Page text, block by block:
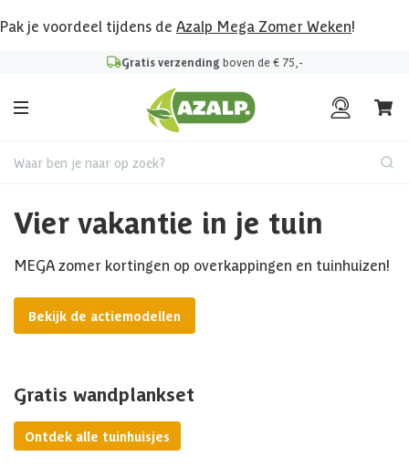
Pak je voordeel tijdens de Azalp Mega Zomer Weken!
Gratis verzending boven de € 75,-
Waar ben je naar op zoek?
Vier vakantie in je tuin
MEGA zomer kortingen op overkappingen en tuinhuizen!
Bekijk de actiemodellen
Gratis wandplankset
Ontdek alle tuinhuisjes